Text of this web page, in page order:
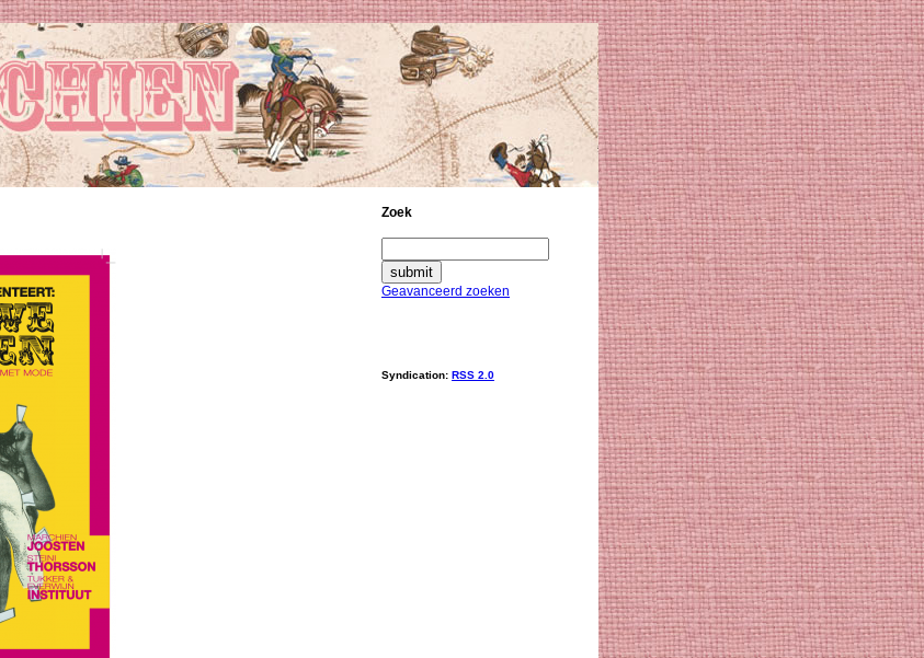
Zoek
Geavanceerd zoeken
Syndication: RSS 2.0